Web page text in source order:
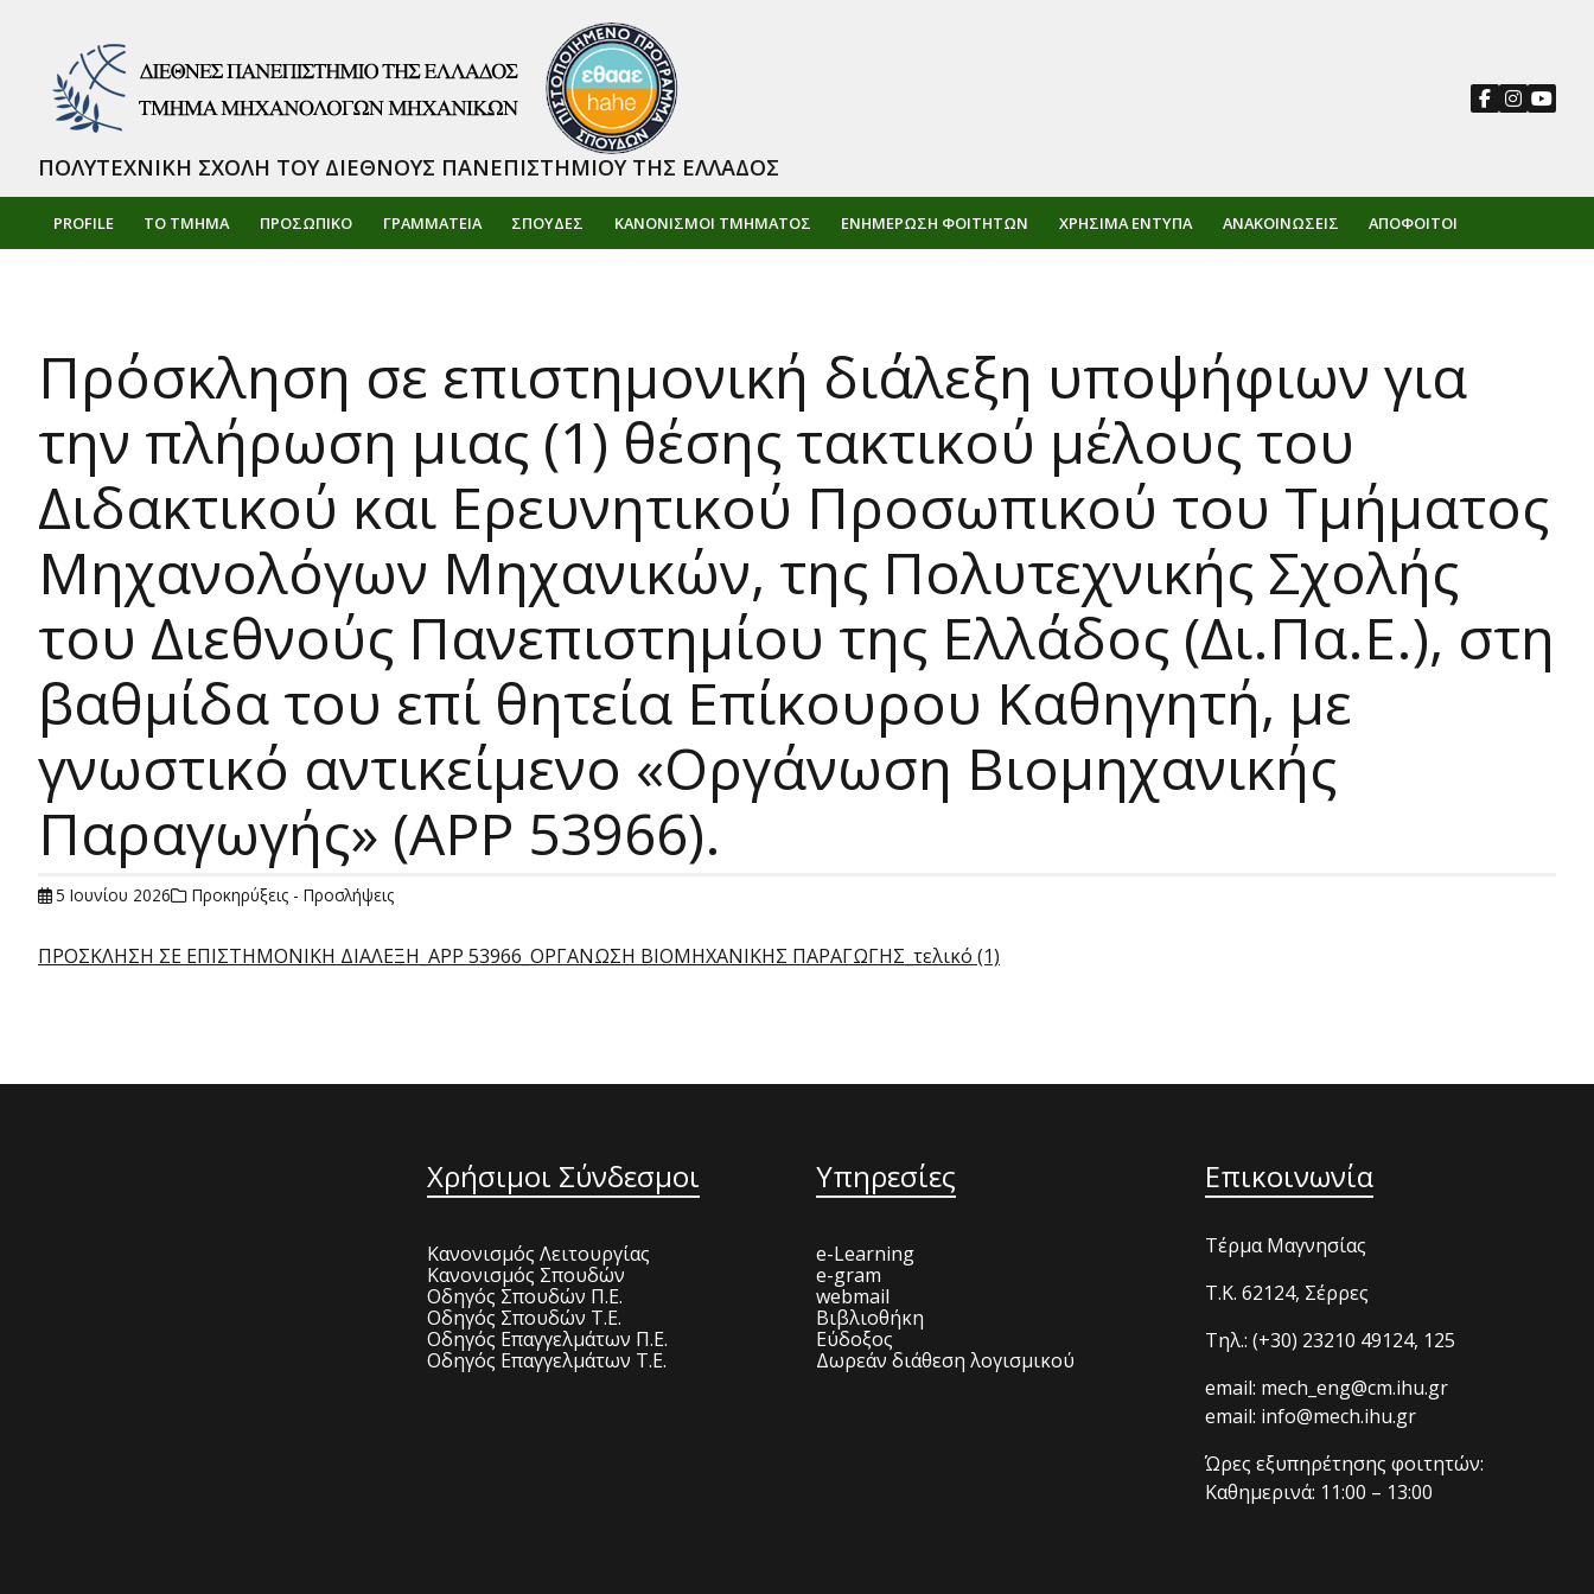
PROFILE ΤΟ ΤΜΗΜΑ ΠΡΟΣΩΠΙΚΌ ΓΡΑΜΜΑΤΕΙΑ ΣΠΟΥΔΕΣ ΚΑΝΟΝΙΣΜΟΙ ΤΜΗΜΑΤΟΣ ΕΝΗΜΈΡΩΣΗ ΦΟΙΤΗΤΏΝ ΧΡΉΣΙΜΑ ΈΝΤΥΠΑ ΑΝΑΚΟΙΝΏΣΕΙΣ ΑΠΌΦΟΙΤΟΙ
ΠΟΛΥΤΕΧΝΙΚΗ ΣΧΟΛΗ ΤΟΥ ΔΙΕΘΝΟΥΣ ΠΑΝΕΠΙΣΤΗΜΙΟΥ ΤΗΣ ΕΛΛΑΔΟΣ
Πρόσκληση σε επιστημονική διάλεξη υποψήφιων για
την πλήρωση μιας (1) θέσης τακτικού μέλους του
Διδακτικού και Ερευνητικού Προσωπικού του Τμήματος
Μηχανολόγων Μηχανικών, της Πολυτεχνικής Σχολής
του Διεθνούς Πανεπιστημίου της Ελλάδος (Δι.Πα.Ε.), στη
βαθμίδα του επί θητεία Επίκουρου Καθηγητή, με
γνωστικό αντικείμενο «Οργάνωση Βιομηχανικής
Παραγωγής» (APP 53966).
5 Ιουνίου 2026 Προκηρύξεις - Προσλήψεις
ΠΡΟΣΚΛΗΣΗ ΣΕ ΕΠΙΣΤΗΜΟΝΙΚΗ ΔΙΑΛΕΞΗ_ΑΡΡ 53966_ΟΡΓΑΝΩΣΗ ΒΙΟΜΗΧΑΝΙΚΗΣ ΠΑΡΑΓΩΓΗΣ_τελικό (1)
Χρήσιμοι Σύνδεσμοι
Κανονισμός Λειτουργίας
Κανονισμός Σπουδών
Οδηγός Σπουδών Π.Ε.
Οδηγός Σπουδών Τ.Ε.
Οδηγός Επαγγελμάτων Π.Ε.
Οδηγός Επαγγελμάτων Τ.Ε.
Υπηρεσίες
e-Learning
e-gram
webmail
Βιβλιοθήκη
Εύδοξος
Δωρεάν διάθεση λογισμικού
Επικοινωνία
Τέρμα Μαγνησίας
T.K. 62124, Σέρρες
Τηλ.: (+30) 23210 49124, 125
email: mech_eng@cm.ihu.gr
email: info@mech.ihu.gr
Ώρες εξυπηρέτησης φοιτητών:
Καθημερινά: 11:00 – 13:00